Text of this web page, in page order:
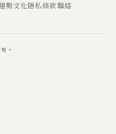
勢文化隱私條款聯絡
。